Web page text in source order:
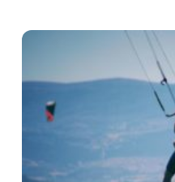
sakta nj...